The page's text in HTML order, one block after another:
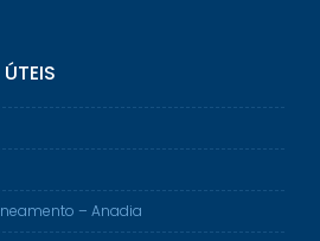
– Anadia